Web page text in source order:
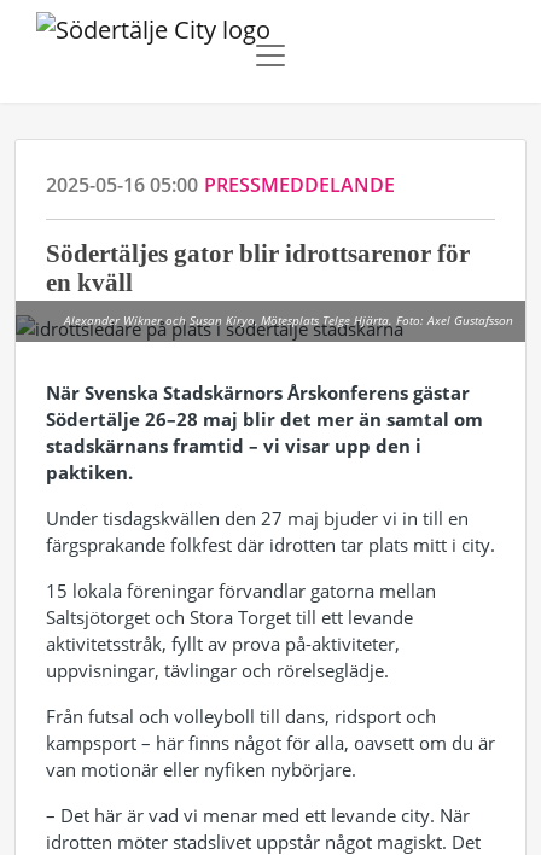
2025-05-16 05:00 PRESSMEDDELANDE
Södertäljes gator blir idrottsarenor för
en kväll
Alexander Wikner och Susan Kiryo, Mötesplats Telge Hjärta. Foto: Axel Gustafsson
När Svenska Stadskärnors Årskonferens gästar
Södertälje 26–28 maj blir det mer än samtal om
stadskärnans framtid – vi visar upp den i
paktiken.
Under tisdagskvällen den 27 maj bjuder vi in till en
färgsprakande folkfest där idrotten tar plats mitt i city.
15 lokala föreningar förvandlar gatorna mellan
Saltsjötorget och Stora Torget till ett levande
aktivitetsstråk, fyllt av prova på-aktiviteter,
uppvisningar, tävlingar och rörelseglädje.
Från futsal och volleyboll till dans, ridsport och
kampsport – här finns något för alla, oavsett om du är
van motionär eller nyfiken nybörjare.
– Det här är vad vi menar med ett levande city. När
idrotten möter stadslivet uppstår något magiskt. Det